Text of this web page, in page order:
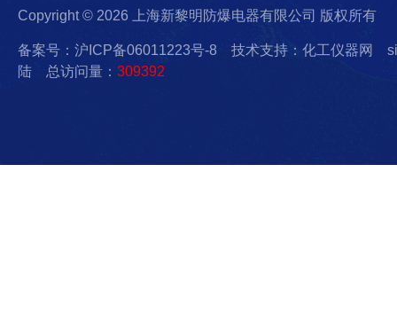
Copyright © 2026 上海新黎明防爆电器有限公司 版权所有
备案号：沪ICP备06011223号-8 技术支持：化工仪器网
陆 总访问量： 309392